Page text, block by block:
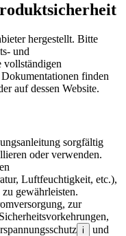
hergestellt. Bitte
und
vollständigen
finden
auf dessen Website.
sorgfältig
oder verwenden.
Luftfeuchtigkeit, etc.),
gewährleisten.
zur
i
und